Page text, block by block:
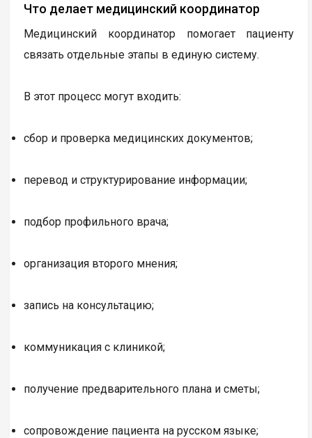
Что делает медицинский координатор
Медицинский координатор помогает пациенту
связать отдельные этапы в единую систему.
В этот процесс могут входить:
сбор и проверка медицинских документов;
перевод и структурирование информации;
подбор профильного врача;
организация второго мнения;
запись на консультацию;
коммуникация с клиникой;
получение предварительного плана и сметы;
сопровождение пациента на русском языке;